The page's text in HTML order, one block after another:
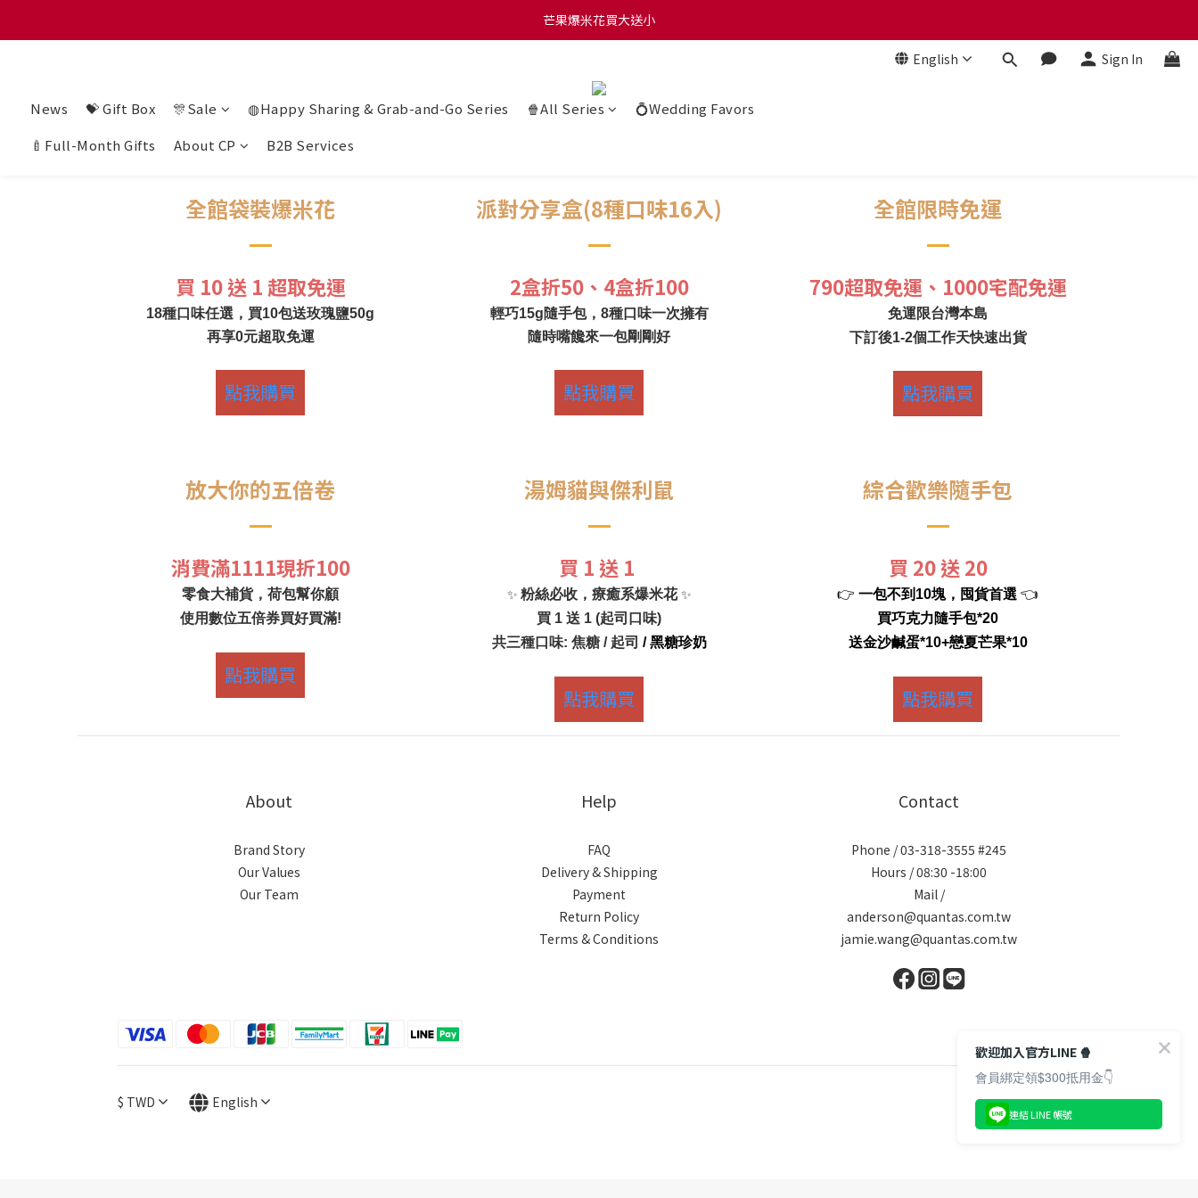
滿 $1280 贈玫瑰鹽爆米花50g 🍿 滿 $1580 贈品牌咖啡掛耳包×10 🍿 滿 $2000 贈品牌毛氈袋
芒果爆米花買大送小
English Sign In
News 💝 Gift Box 🎊Sale ◍Happy Sharing & Grab-and-Go Series 🍿All Series
💍Wedding Favors
🍼Full-Month Gifts
About CP B2B Services
全館袋裝爆米花
買 10 送 1 超取免運
18種口味任選，買10包送玫瑰鹽50g
再享0元超取免運
點我購買
派對分享盒(8種口味16入)
2盒折50、4盒折100
輕巧15g隨手包，8種口味一次擁有
隨時嘴饞來一包剛剛好
點我購買
全館限時免運
790超取免運、1000宅配免運
免運限台灣本島
下訂後1-2個工作天快速出貨
點我購買
放大你的五倍卷
消費滿1111現折100
零食大補貨，荷包幫你顧
使用數位五倍券買好買滿!
點我購買
湯姆貓與傑利鼠
買 1 送 1
✨ 粉絲必收，療癒系爆米花✨
買 1 送 1 (起司口味)
共三種口味: 焦糖 / 起司 / 黑糖珍奶
點我購買
綜合歡樂隨手包
買 20 送 20
👉 一包不到10塊，囤貨首選 👈
買巧克力隨手包*20
送金沙鹹蛋*10+戀夏芒果*10
點我購買
About
Brand Story
Our Values
Our Team
Help
FAQ
Delivery & Shipping
Payment
Return Policy
Terms & Conditions
Contact
Phone / 03-318-3555 #245
Hours / 08:30 -18:00
Mail /
anderson@quantas.com.tw
jamie.wang@quantas.com.tw
$ TWD English
歡迎加入官方LINE 🍿
會員綁定領$300抵用金👇
連結 LINE 帳號